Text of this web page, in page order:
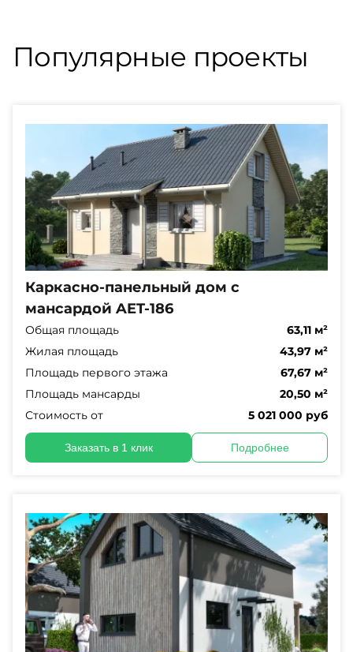
Популярные проекты
Каркасно-панельный дом с
мансардой AET-186
Общая площадь
63,11 м²
Жилая площадь
43,97 м²
Площадь первого этажа
67,67 м²
Площадь мансарды
20,50 м²
Стоимость от
5 021 000 руб
Заказать в 1 клик Подробнее